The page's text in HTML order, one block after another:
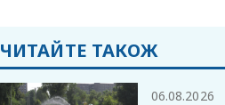
ЧИТАЙТЕ ТАКОЖ
06.08.2026